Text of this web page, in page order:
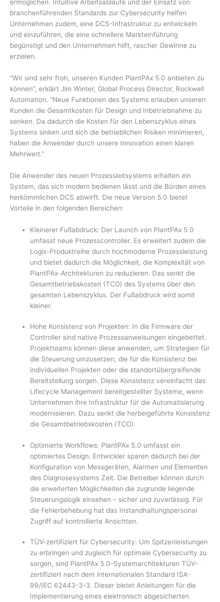
ermöglichen. Intuitive Arbeitsabläufe und der Einsatz von
branchenführenden Standards zur Cybersecurity helfen
Unternehmen zudem, eine DCS-Infrastruktur zu entwickeln
und einzuführen, die eine schnellere Markteinführung
begünstigt und den Unternehmen hilft, rascher Gewinne zu
erzielen.
“Wir sind sehr froh, unseren Kunden PlantPAx 5.0 anbieten zu
können”, erklärt Jim Winter, Global Process Director, Rockwell
Automation. “Neue Funktionen des Systems erlauben unseren
Kunden die Gesamtkosten für Design und Inbetriebnahme zu
senken. Da dadurch die Kosten für den Lebenszyklus eines
Systems sinken und sich die betrieblichen Risiken minimieren,
haben die Anwender durch unsere Innovation einen klaren
Mehrwert.”
Die Anwender des neuen Prozessleitsystems erhalten ein
System, das sich modern bedienen lässt und die Bürden eines
herkömmlichen DCS abwirft. Die neue Version 5.0 bietet
Vorteile in den folgenden Bereichen:
Kleinerer Fußabdruck: Der Launch von PlantPAx 5.0
umfasst neue Prozesscontroller. Es erweitert zudem die
Logix-Produktreihe durch hochmoderne Prozessleistung
und bietet dadurch die Möglichkeit, die Komplexität von
PlantPAx-Architekturen zu reduzieren. Das senkt die
Gesamtbetriebskosten (TCO) des Systems über den
gesamten Lebenszyklus. Der Fußabdruck wird somit
kleiner.
Hohe Konsistenz von Projekten: In die Firmware der
Controller sind native Prozessanweisungen eingebettet.
Projektteams können diese anwenden, um Strategien für
die Steuerung umzusetzen, die für die Konsistenz bei
individuellen Projekten oder die standortübergreifende
Bereitstellung sorgen. Diese Konsistenz vereinfacht das
Lifecycle Management bereitgestellter Systeme, wenn
Unternehmen ihre Infrastruktur für die Automatisierung
modernisieren. Dazu senkt die herbeigeführte Konsistenz
die Gesamtbetriebskosten (TCO).
Optimierte Workflows: PlantPAx 5.0 umfasst ein
optimiertes Design. Entwickler sparen dadurch bei der
Konfiguration von Messgeräten, Alarmen und Elementen
des Diagnosesystems Zeit. Die Betreiber können durch
die erweiterten Möglichkeiten die zugrunde liegende
Steuerungslogik einsehen – sicher und zuverlässig. Für
die Fehlerbehebung hat das Instandhaltungspersonal
Zugriff auf kontrollierte Ansichten.
TÜV-zertifiziert für Cybersecurity: Um Spitzenleistungen
zu erbringen und zugleich für optimale Cybersecurity zu
sorgen, sind PlantPAx 5.0-Systemarchitekturen TÜV-
zertifiziert nach dem internationalen Standard ISA-
99/IEC 62443-3-3. Dieser bietet Anleitungen für die
Implementierung eines elektronisch abgesicherten